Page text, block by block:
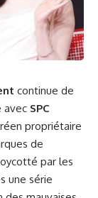
continue de
avec SPC
propriétaire
de
par les
une série